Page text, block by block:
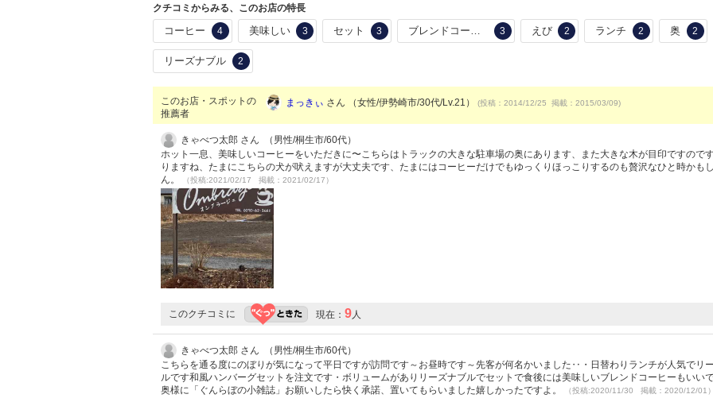
クチコミからみる、このお店の特長
コーヒー 4 美味しい 3 セット 3 ブレンドコーヒー 3 えび 2 ランチ 2 奥 2
リーズナブル 2
このお店・スポットの
推薦者
まっきぃ さん （女性/伊勢崎市/30代/Lv.21） (投稿：2014/12/25 掲載：2015/03/09)
きゃべつ太郎 さん （男性/桐生市/60代）
ホット一息、美味しいコーヒーをいただきに〜こちらはトラックの大きな駐車場の奥にあります、また大きな木が目印ですので
りますね、たまにこちらの犬が吠えますが大丈夫です、たまにはコーヒーだけでもゆっくりほっこりするのも贅沢なひと時かも
ん。
（投稿:2021/02/17 掲載：2021/02/17）
このクチコミに 現在： 9人
きゃべつ太郎 さん （男性/桐生市/60代）
こちらを通る度にのぼりが気になって平日ですが訪問です～お昼時です～先客が何名かいました‥・日替わりランチが人気でリ
ルです和風ハンバーグセットを注文です・ボリュームがありリーズナブルでセットで食後には美味しいブレンドコーヒーもいいで
奥様に「ぐんらぼの小雑誌」お願いしたら快く承諾、置いてもらいました嬉しかったですよ。
（投稿:2020/11/30 掲載：2020/12/01）